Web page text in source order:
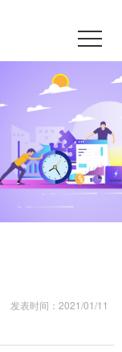
发表时间：2021/01/11